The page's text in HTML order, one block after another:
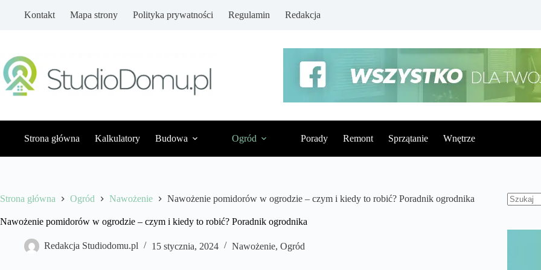
Kontakt Mapa strony Polityka prywatności Regulamin Redakcja
Strona główna Kalkulatory Budowa Ogród Porady Remont Sprzątanie Wnętrze
Strona główna Ogród Nawożenie Nawożenie pomidorów w ogrodzie – czym i kiedy to robić? Poradnik ogrodnika
Nawożenie pomidorów w ogrodzie – czym i kiedy to robić? Poradnik ogrodnika
Redakcja Studiodomu.pl 15 stycznia, 2024 Nawożenie, Ogród